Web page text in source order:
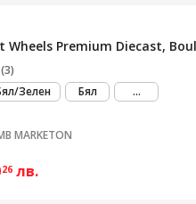
Wheels Premium Diecast,
(3)
Зелен Бял ...виж
MARKETON
26 лв.